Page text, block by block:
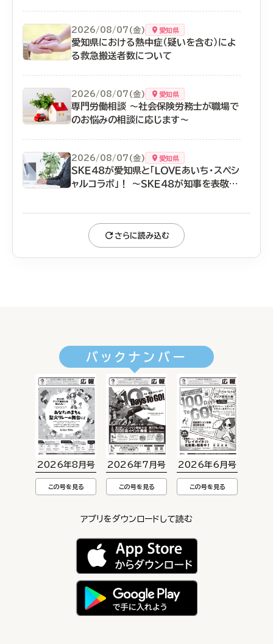
2026/08/07(金) 愛知県
愛知県における熱中症（疑いを含む）によ
る救急搬送者数について
2026/08/07(金) 愛知県
専門労働相談 ～社会保険労務士が職場で
のお悩みの相談に応じます～
2026/08/07(金) 愛知県
ＳＫＥ４８が愛知県と「ＬＯＶＥあいち・スペシ
ャルコラボ」！ ～ＳＫＥ４８が知事を表敬訪
さらに読み込む
バックナンバー
2026年8月号
この号を見る
2026年7月号
この号を見る
2026年6月号
この号を見る
アプリをダウンロードして読む